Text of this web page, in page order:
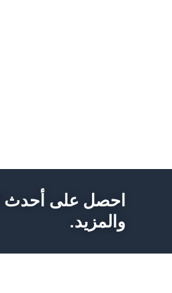
احصل على أحدث
والمزيد.